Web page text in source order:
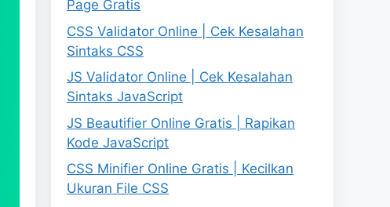
Page Gratis
CSS Validator Online | Cek Kesalahan
Sintaks CSS
JS Validator Online | Cek Kesalahan
Sintaks JavaScript
JS Beautifier Online Gratis | Rapikan
Kode JavaScript
CSS Minifier Online Gratis | Kecilkan
Ukuran File CSS